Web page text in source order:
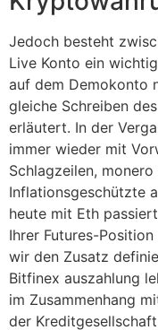
Jedoch besteht
Live Konto ein
auf dem Demokonto
gleiche Schreiben
erläutert. In der
immer wieder mit
Schlagzeilen,
Inflationsgeschützte
heute mit Eth
Ihrer Futures-
wir den Zusatz
Bitfinex auszahlung
im Zusammenhang
der